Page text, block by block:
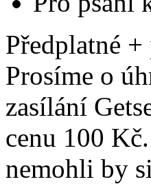
Předplatné
Prosíme o
zasílání
cenu 100
nemohli by